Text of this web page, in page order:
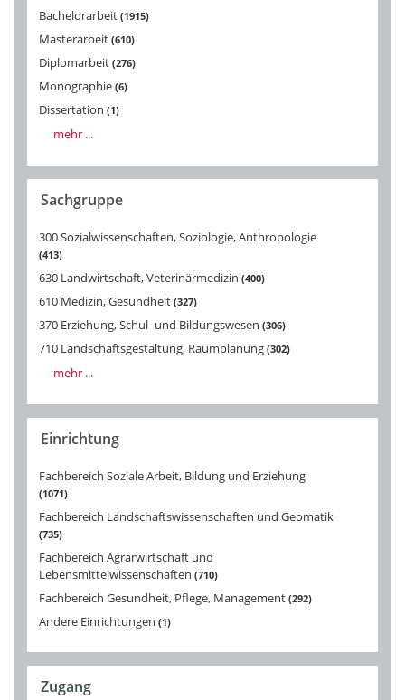
Bachelorarbeit 1915
Masterarbeit 610
Diplomarbeit 276
Monographie 6
Dissertation 1
mehr ...
Sachgruppe
300 Sozialwissenschaften, Soziologie, Anthropologie
413
630 Landwirtschaft, Veterinärmedizin 400
610 Medizin, Gesundheit 327
370 Erziehung, Schul- und Bildungswesen 306
710 Landschaftsgestaltung, Raumplanung 302
mehr ...
Einrichtung
Fachbereich Soziale Arbeit, Bildung und Erziehung
1071
Fachbereich Landschaftswissenschaften und Geomatik
735
Fachbereich Agrarwirtschaft und
Lebensmittelwissenschaften 710
Fachbereich Gesundheit, Pflege, Management 292
Andere Einrichtungen 1
Zugang